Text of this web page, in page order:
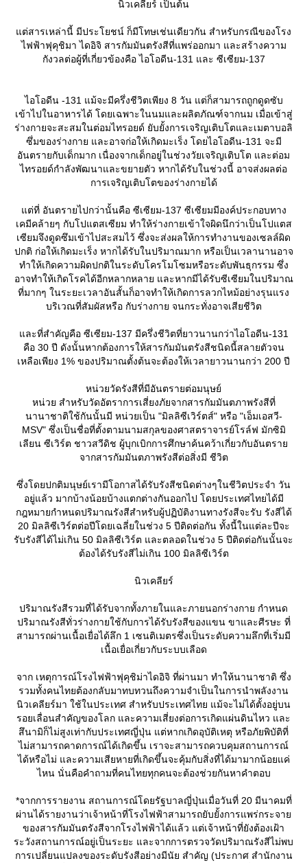
นิวเคลียร์ เป็นต้น
ต่สารเหล่านี้ มีประโยชน์ ก็มีโทษเช่นเดียวกัน สำหรับกรณีของโรง
ไฟฟ้าฟุคุชิมา ไดอิจิ สารกัมมันตรังสีที่แพร่ออกมา และสร้างความ
กังวลต่อผู้ที่เกี่ยวข้องคือ ไอโอดีน-131 และ ซีเซียม-137
ไอโอดีน -131 แม้จะมีครึ่งชีวิตเพียง 8 วัน แต่ก็สามารถถูกดูดซับ
เข้าไปในอาหารได้ โดยเฉพาะในนมและผลิตภัณฑ์จากนม เมื่อเข้าสู่
ร่างกายจะสะสมในต่อมไทรอยด์ ยับยั้งการเจริญเติบโตและเมตาบอลิ
ซึ่มของร่างกาย และอาจก่อให้เกิดมะเร็ง โดยไอโอดีน-131 จะมี
อันตรายกับเด็กมาก เนื่องจากเด็กอยู่ในช่วงวัยเจริญเติบโต และต่อม
ไทรอยด์กำลังพัฒนาและขยายตัว หากได้รับในช่วงนี้ อาจส่งผลต่อ
การเจริญเติบโตของร่างกายได้
ต่ที่ อันตรายไปกว่านั้นคือ ซีเซียม-137 ซีเซียมมีองค์ประกอบทาง
เคมีคล้ายๆ กับโปแตสเซียม ทำให้ร่างกายเข้าใจผิดนึกว่าเป็นโปแตส
เซียมจึงดูดซึมเข้าไปสะสมไว้ ซึ่งจะส่งผลให้การทำงานของเซลล์ผิด
ปกติ ก่อให้เกิดมะเร็ง หากได้รับในปริมาณมาก หรือเป็นเวลานานอาจ
ทำให้เกิดความผิดปกติในระดับโครโมโซมหรือระดับพันธุกรรม ซึ่ง
อาจทำให้เกิดโรคได้อีกหลากหลาย และหากมีได้รับซีเซียมในปริมาณ
ที่มากๆ ในระยะเวลาอันสั้นก็อาจทำให้เกิดการลวกไหม้อย่างรุนแรง
บริเวณที่สัมผัสหรือ กับร่างกาย จนกระทั่งอาจเสียชีวิต
ละที่สำคัญคือ ซีเซียม-137 มีครึ่งชีวิตที่ยาวนานกว่าไอโอดีน-131
คือ 30 ปี ดังนั้นหากต้องการให้สารกัมมันตรังสีชนิดนี้สลายตัวจน
เหลือเพียง 1% ของปริมาณตั้งต้นจะต้องให้เวลายาวนานกว่า 200 ปี
หน่วยวัดรังสีที่มีอันตรายต่อมนุษย์
หน่วย สำหรับวัดอัตราการเสี่ยงภัยจากสารกัมมันตภาพรังสีที่
นานาชาติใช้กันนั้นมี หน่วยเป็น "มิลลิซีเวิร์ตส์" หรือ "เอ็มเอสวี-
MSV" ซึ่งเป็นชื่อที่ตั้งตามนามสกุลของศาสตราจารย์โรล์ฟ มักซิมิ
เลียน ซีเวิร์ต ชาวสวีดิช ผู้บุกเบิกการศึกษาค้นคว้าเกี่ยวกับอันตรา
จากสารกัมมันตภาพรังสีต่อสิ่งมี ชีวิต
ซึ่งโดยปกติมนุษย์เรามีโอกาสได้รับรังสีชนิดต่างๆในชีวิตประจำ วัน
อยู่แล้ว มากบ้างน้อยบ้างแตกต่างกันออกไป โดยประเทศไทยได้มี
กฎหมายกำหนดปริมาณรังสีสำหรับผู้ปฏิบัติงานทางรังสีจะรับ รังสีได้
20 มิลลิซีเวิร์ตต่อปีโดยเฉลี่ยในช่วง 5 ปีติดต่อกัน ทั้งนี้ในแต่ละปีจะ
รับรังสีได้ไม่เกิน 50 มิลลิซีเวิร์ต และตลอดในช่วง 5 ปีติดต่อกันนั้นจะ
ต้องได้รับรังสีไม่เกิน 100 มิลลิซีเวิร์ต
นิวเคลียร์
ปริมาณรังสีรวมที่ได้รับจากทั้งภายในและภายนอกร่างกาย กำหนด
ปริมาณรังสีทั่วร่างกายใช้กับการได้รับรังสีของแขน ขาและศีรษะ ที่
สามารถผ่านเนื้อเยื่อได้ลึก 1 เซนติเมตรซึ่งเป็นระดับความลึกที่เริ่มมี
เนื้อเยื่อเกี่ยวกับระบบเลือด
จาก เหตุการณ์โรงไฟฟ้าฟุคุชิม่าไดอิจิ ที่ผ่านมา ทำให้นานาชาติ ซึ่ง
รวมทั้งคนไทยต้องกลับมาทบทวนถึงความจำเป็นในการนำพลังงาน
นิวเคลียร์มา ใช้ในประเทศ สำหรับประเทศไทย แม้จะไม่ได้ตั้งอยู่บน
รอยเลื่อนสำคัญของโลก และความเสี่ยงต่อการเกิดแผ่นดินไหว และ
สึนามิก็ไม่สูงเท่ากับประเทศญี่ปุ่น แต่หากเกิดอุบัติเหตุ หรือภัยพิบัติที่
ไม่สามารถคาดการณ์ได้เกิดขึ้น เราจะสามารถควบคุมสถานการณ์
ได้หรือไม่ และความเสียหายที่เกิดขึ้นจะคุ้มกับสิ่งที่ได้มามากน้อยแค่
ไหน นั่นคือคำถามที่คนไทยทุกคนจะต้องช่วยกันหาคำตอบ
*จากการรายงาน สถานการณ์โดยรัฐบาลญี่ปุ่นเมื่อวันที่ 20 มีนาคมที่
ผ่านได้รายงานว่าเจ้าหน้าที่โรงไฟฟ้าสามารถยับยั้งการแพร่กระจา
ของสารกัมมันตรังสีจากโรงไฟฟ้าได้แล้ว แต่เจ้าหน้าที่ยังต้องเฝ้า
ระวังสถานการณ์อยู่เป็นระยะ และจากการตรวจวัดปริมาณรังสีไม่พบ
การเปลี่ยนแปลงของระดับรังสีอย่างมีนัย สำคัญ (ประกาศ สำนักงาน